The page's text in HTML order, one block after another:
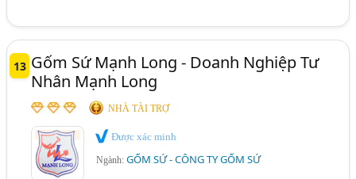
13 Gốm Sứ Mạnh Long - Doanh Nghiệp Tư
Nhân Mạnh Long
NHÀ TÀI TRỢ
Được xác minh
Ngành:GỐM SỨ - CÔNG TY GỐM SỨ